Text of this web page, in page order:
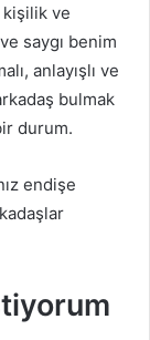
kişilik ve
saygı benim
anlayışlı ve
bulmak
durum.
endişe